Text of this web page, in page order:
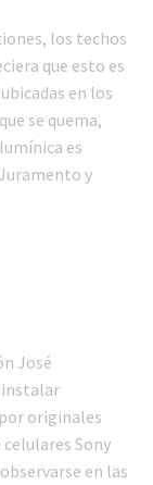
los techos
que esto es
en los
se quema,
es
y
José
instalar
originales
Sony
en las